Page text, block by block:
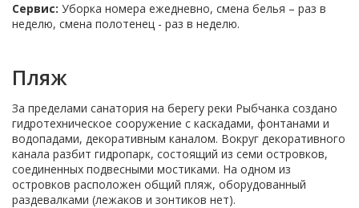
Сервис: Уборка номера ежедневно, смена белья – раз в
неделю, смена полотенец - раз в неделю.
Пляж
За пределами санатория на берегу реки Рыбчанка создано
гидротехническое сооружение с каскадами, фонтанами и
водопадами, декоративным каналом. Вокруг декоративного
канала разбит гидропарк, состоящий из семи островков,
соединенных подвесными мостиками. На одном из
островков расположен общий пляж, оборудованный
раздевалками (лежаков и зонтиков нет).